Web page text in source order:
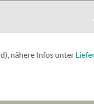
nähere Infos unter